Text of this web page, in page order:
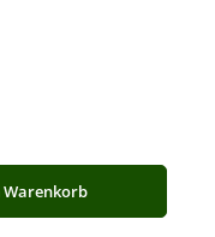
oder benutze die
Warenkorb